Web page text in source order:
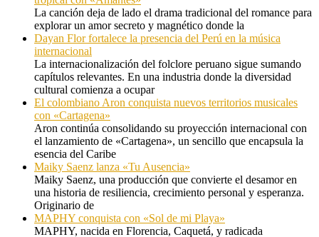
La canción deja de lado el drama tradicional del romance para
explorar un amor secreto y magnético donde la
Dayan Flor fortalece la presencia del Perú en la música
internacional
La internacionalización del folclore peruano sigue sumando
capítulos relevantes. En una industria donde la diversidad
cultural comienza a ocupar
El colombiano Aron conquista nuevos territorios musicales
con «Cartagena»
Aron continúa consolidando su proyección internacional con
el lanzamiento de «Cartagena», un sencillo que encapsula la
esencia del Caribe
Maiky Saenz lanza «Tu Ausencia»
Maiky Saenz, una producción que convierte el desamor en
una historia de resiliencia, crecimiento personal y esperanza.
Originario de
MAPHY conquista con «Sol de mi Playa»
MAPHY, nacida en Florencia, Caquetá, y radicada